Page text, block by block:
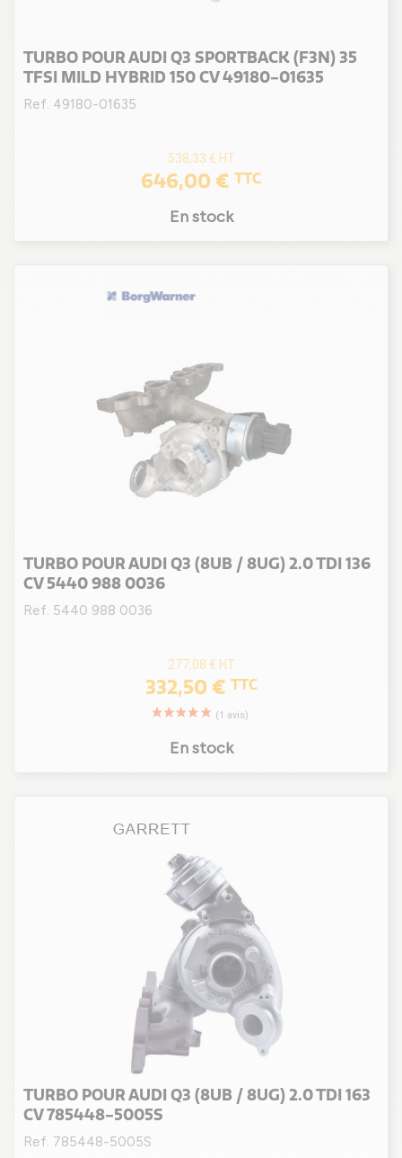
TURBO POUR AUDI Q3 SPORTBACK (F3N) 35
TFSI MILD HYBRID 150 CV 49180-01635
Ref. 49180-01635
538,33 € HT
646,00 € TTC
En stock
TURBO POUR AUDI Q3 (8UB / 8UG) 2.0 TDI 136
CV 5440 988 0036
Ref. 5440 988 0036
277,08 € HT
332,50 € TTC
En stock
TURBO POUR AUDI Q3 (8UB / 8UG) 2.0 TDI 163
CV 785448-5005S
Ref. 785448-5005S